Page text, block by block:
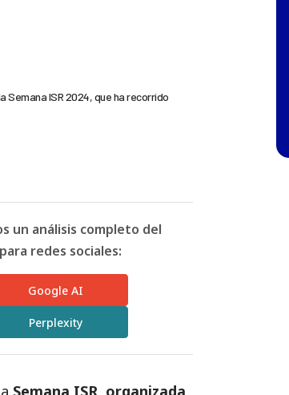
Semana ISR 2024, que ha recorrido
un análisis completo del
redes sociales:
Google AI
Perplexity
Semana ISR, organizada